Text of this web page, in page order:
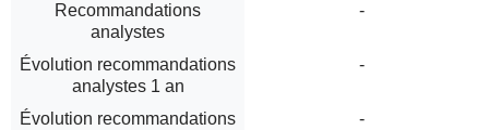
Recommandations
analystes
-
Évolution recommandations
analystes 1 an
-
Évolution recommandations
-